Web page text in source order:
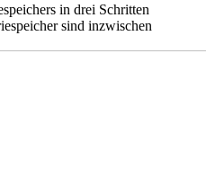
in drei Schritten
sind inzwischen